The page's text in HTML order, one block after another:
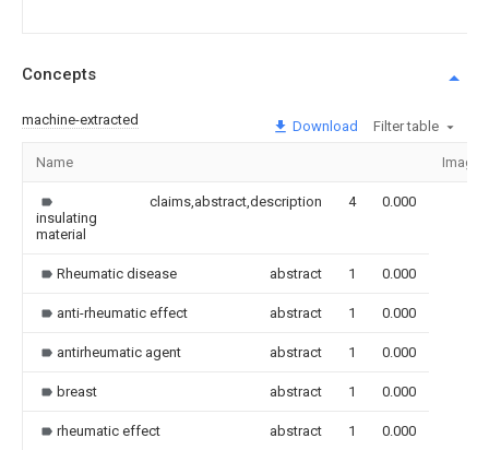
Concepts
machine-extracted Download Filter table
Name Image
insulating
material
claims,abstract,description 4 0.000
Rheumatic disease abstract 1 0.000
anti-rheumatic effect abstract 1 0.000
antirheumatic agent abstract 1 0.000
breast abstract 1 0.000
rheumatic effect abstract 1 0.000